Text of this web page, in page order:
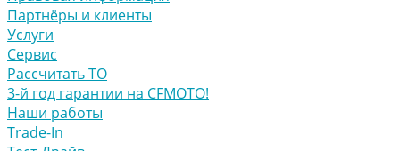
Партнёры и клиенты
Услуги
Сервис
Рассчитать ТО
3-й год гарантии на CFMOTO!
Наши работы
Trade-In